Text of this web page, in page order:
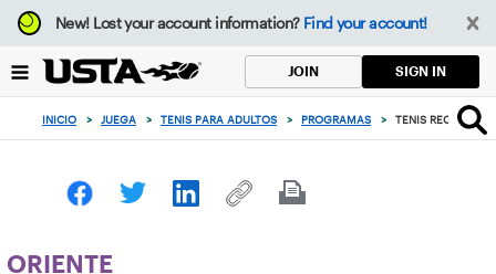
Enfoque
desde
botón
volver
principio
New!Lost your account information? Find your account!
JOIN SIGN IN
INICIO > JUEGA > TENIS PARA ADULTOS > PROGRAMAS > TENIS
ORIENTE